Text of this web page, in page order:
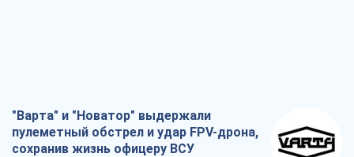
"Варта" и "Новатор" выдержали
пулеметный обстрел и удар FPV-дрона,
сохранив жизнь офицеру ВСУ